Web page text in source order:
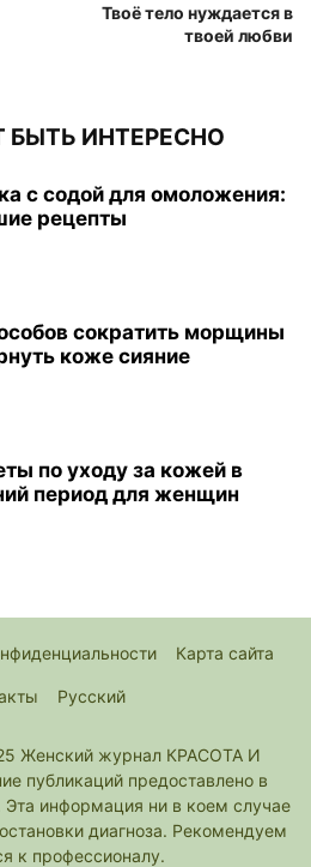
Твоё тело нуждается в
твоей любви
ИНТЕРЕСНО
с содой для омоложения:
рецепты
сократить морщины
коже сияние
по уходу за кожей в
период для женщин
Карта сайта
Русский
Женский журнал КРАСОТА И
публикаций предоставлено в
информация ни в коем случае
диагноза. Рекомендуем
к профессионалу.